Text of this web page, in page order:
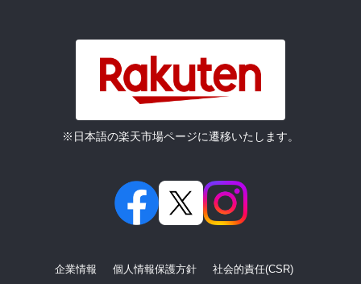
※日本語の楽天市場ページに遷移いたします。
企業情報 個人情報保護方針 社会的責任(CSR)